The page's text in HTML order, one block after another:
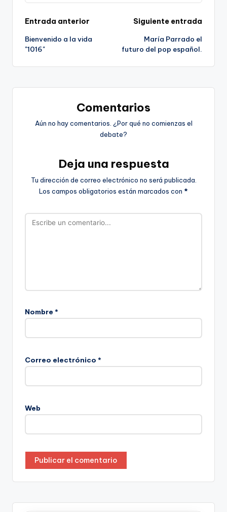
Navegación
de
entradas
Entrada anterior
Bienvenido a la vida
"1016"
Siguiente entrada
María Parrado el
futuro del pop español.
Comentarios
Aún no hay comentarios. ¿Por qué no comienzas el
debate?
Deja una respuesta
Tu dirección de correo electrónico no será publicada.
Los campos obligatorios están marcados con *
Nombre *
Correo electrónico *
Web